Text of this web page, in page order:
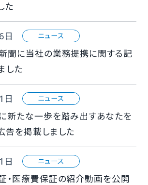
た
日 ニュース
聞に当社の業務提携に関する記
した
日 ニュース
新たな一歩を踏み出すあなたを
告を掲載しました
日 ニュース
・医療費保証の紹介動画を公開